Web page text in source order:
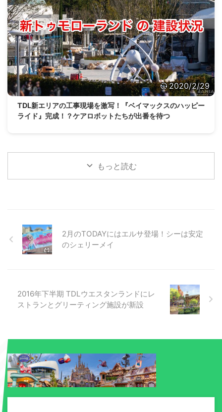
2020/2/29
TDL新エリアの工事現場を激写！『ベイマックスのハッピー
ライド』完成！？ケアロボットたちが出番を待つ
もっと読む
2月のTODAYにはエルサ登場！シーは安定
のシェリーメイ
2016年下半期 TDLウエスタンランドにレ
ストランとグリーティング施設が新設